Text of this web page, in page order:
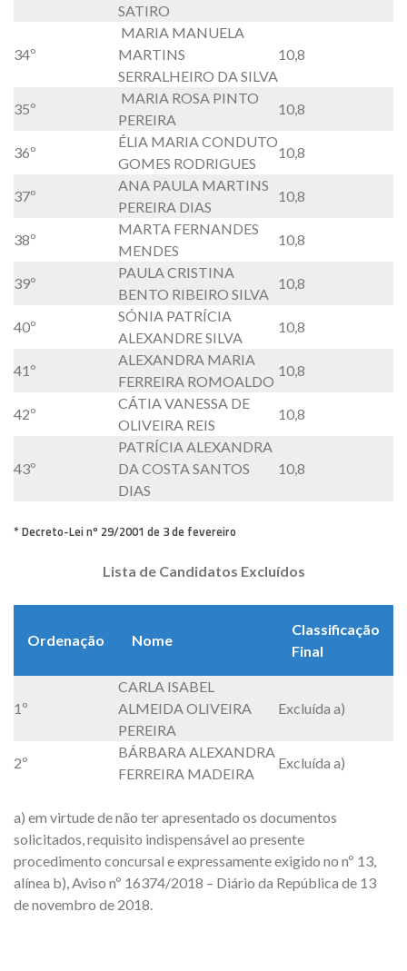
SATIRO
34º
MARIA MANUELA
MARTINS
SERRALHEIRO DA SILVA
10,8
35º
MARIA ROSA PINTO
PEREIRA
10,8
36º
ÉLIA MARIA CONDUTO
GOMES RODRIGUES
10,8
37º
ANA PAULA MARTINS
PEREIRA DIAS
10,8
38º
MARTA FERNANDES
MENDES
10,8
39º
PAULA CRISTINA
BENTO RIBEIRO SILVA
10,8
40º
SÓNIA PATRÍCIA
ALEXANDRE SILVA
10,8
41º
ALEXANDRA MARIA
FERREIRA ROMOALDO
10,8
42º
CÁTIA VANESSA DE
OLIVEIRA REIS
10,8
43º
PATRÍCIA ALEXANDRA
DA COSTA SANTOS
DIAS
10,8
* Decreto-Lei nº 29/2001 de 3 de fevereiro
Lista de Candidatos Excluídos
Ordenação Nome
Classificação
Final
1º
CARLA ISABEL
ALMEIDA OLIVEIRA
PEREIRA
Excluída a)
2º
BÁRBARA ALEXANDRA
FERREIRA MADEIRA
Excluída a)
a) em virtude de não ter apresentado os documentos
solicitados, requisito indispensável ao presente
procedimento concursal e expressamente exigido no nº 13,
alínea b), Aviso nº 16374/2018 – Diário da República de 13
de novembro de 2018.